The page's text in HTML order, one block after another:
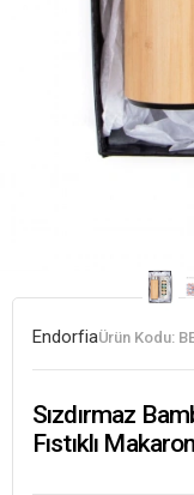
EndorfiaÜrün Kodu:
Sızdırmaz
Fıstıklı